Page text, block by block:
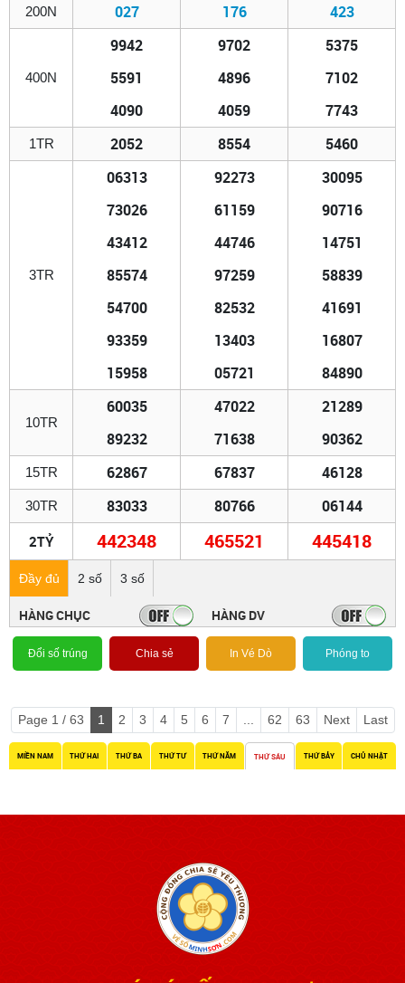
200N 027 176 423
400N
9942
5591
4090
9702
4896
4059
5375
7102
7743
1TR 2052 8554 5460
3TR
06313
73026
43412
85574
54700
93359
15958
92273
61159
44746
97259
82532
13403
05721
30095
90716
14751
58839
41691
16807
84890
10TR
60035
89232
47022
71638
21289
90362
15TR 62867 67837 46128
30TR 83033 80766 06144
2TỶ 442348 465521 445418
Đầy đủ 2 số 3 số
HÀNG CHỤC HÀNG DV
Đổi số trúng Chia sẻ In Vé Dò Phóng to
Page 1 / 63 1 2 3 4 5 6 7 62 63 Next Last
MIỀN NAM THỨ HAI THỨ BA THỨ TƯ THỨ NĂM THỨ SÁU THỨ BẢY CHỦ NHẬT